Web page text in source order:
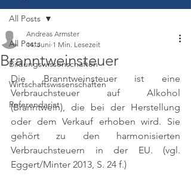
All Posts
Bildungswissenschaften
Wirtschaftswissenschaften
Referendariat
All Posts
Branntweinsteuer
Andreas Armster
14. Juni 1 Min. Lesezeit
Die Branntweinsteuer ist eine
Verbrauchsteuer auf Alkohol
(Branntwein), die bei der Herstellung
oder dem Verkauf erhoben wird. Sie
gehört zu den harmonisierten
Verbrauchsteuern in der EU. (vgl.
Eggert/Minter 2013, S. 24 f.)